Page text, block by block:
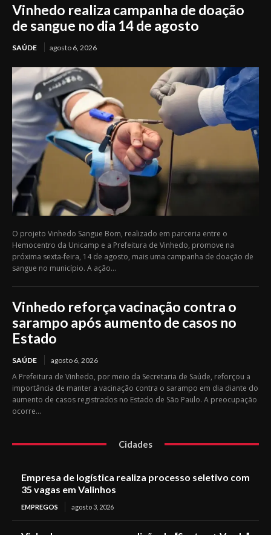
Cidades
Empresa de logística realiza processo seletivo com
35 vagas em Valinhos
EMPREGOS agosto 3, 2026
Vinhedo realiza campanha de doação
de sangue no dia 14 de agosto
SAÚDE agosto 6, 2026
O projeto Vinhedo Sangue Bom, realizado em parceria entre o
Hemocentro da Unicamp e a Prefeitura de Vinhedo, promove na
próxima sexta-feira, 14 de agosto, mais uma campanha de doação de
sangue no município. A ação...
Vinhedo reforça vacinação contra o
sarampo após aumento de casos no
Estado
SAÚDE agosto 6, 2026
A Prefeitura de Vinhedo, por meio da Secretaria de Saúde, reforçou a
importância de manter a vacinação contra o sarampo em dia diante do
aumento de casos registrados no Estado de São Paulo. A preocupação
ocorre...